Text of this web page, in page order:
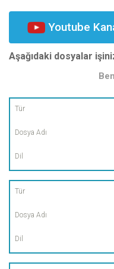
Youtube
Aşağıdaki dosyalar
Tür
Dosya
Dil